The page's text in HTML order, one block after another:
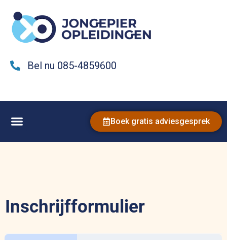
Bel nu 085-4859600
Boek gratis adviesgesprek
Inschrijfformulier